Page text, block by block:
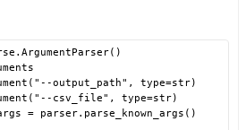
output_path", type=str)
csv_file", type=str)
= parser.parse_known_args()